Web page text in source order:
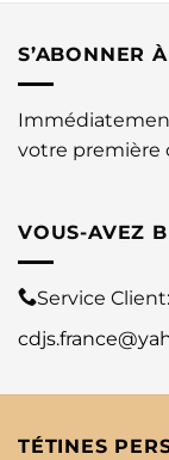
S’ABONNER
votre première
VOUS-AVEZ
Service Client:
TÉTINES